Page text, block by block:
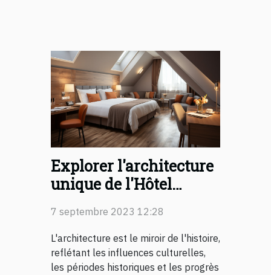
Explorer l'architecture
unique de l'Hôtel
Toulouse Centre 3*
7 septembre 2023 12:28
L'architecture est le miroir de l'histoire,
reflétant les influences culturelles,
les périodes historiques et les progrès